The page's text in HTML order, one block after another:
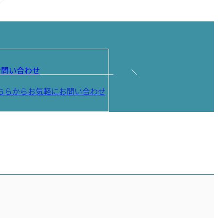
い合わせ
らからお気軽にお問い合わせ